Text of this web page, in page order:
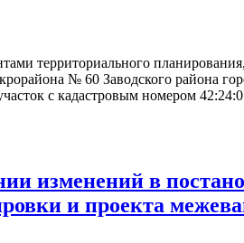
территориального
№ 60 Заводского района
c кадастровым номером
в
и проекта